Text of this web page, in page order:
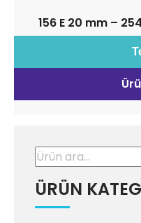
156 E 20 mm –
Ara
ÜRÜN